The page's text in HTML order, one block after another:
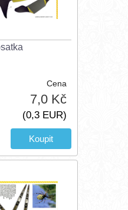
Cena
7,0 Kč
(0,3 EUR)